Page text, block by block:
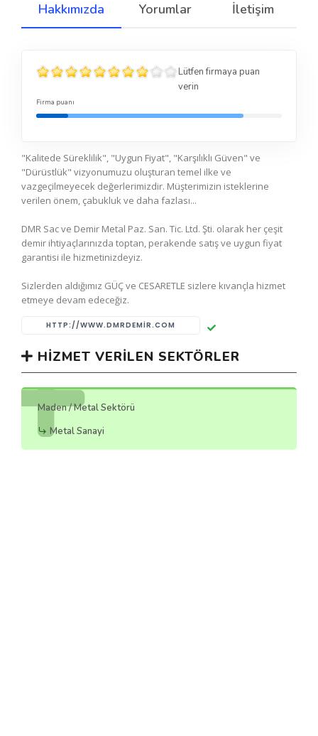
Hakkımızda Yorumlar İletişim
Lütfen firmaya puan
verin
Firma puanı
"Kalitede Süreklilik", "Uygun Fiyat", "Karşılıklı Güven" ve
"Dürüstlük" vizyonumuzu oluşturan temel ilke ve
vazgeçilmeyecek değerlerimizdir. Müşterimizin isteklerine
verilen önem, çabukluk ve daha fazlası...
DMR Sac ve Demir Metal Paz. San. Tic. Ltd. Şti. olarak her çeşit
demir ihtiyaçlarınızda toptan, perakende satış ve uygun fiyat
garantisi ile hizmetinizdeyiz.
Sizlerden aldığımız GÜÇ ve CESARETLE sizlere kıvançla hizmet
etmeye devam edeceğiz.
HTTP://WWW.DMRDEMIR.COM
HIZMET VERILEN SEKTÖRLER
Maden / Metal Sektörü
Metal Sanayi